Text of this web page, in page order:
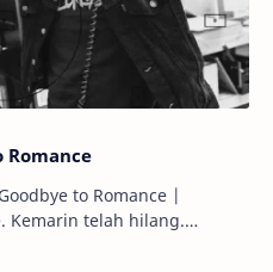
Romance
to Romance |